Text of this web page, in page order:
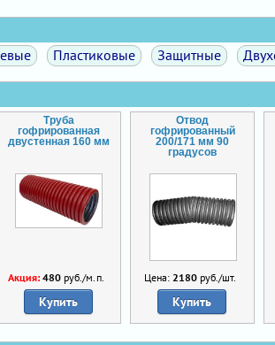
Пластиковые Защитные
Труба
гофрированная
двустенная 160 мм
Акция: 480руб./м.п.
Купить
Отвод
гофрированный
200/171 мм 90
градусов
Цена: 2180руб./шт.
Купить